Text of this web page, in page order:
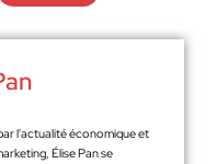
l'actualité économique et
Élise Pan se